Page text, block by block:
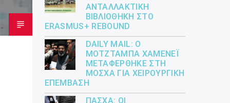
ΑΝΤΑΛΛΑΚΤΙΚΉ
ΒΙΒΛΙΟΘΉΚΗ ΣΤΟ
ERASMUS+ REBOUND
DAILY MAIL: Ο
ΜΟΤΖΤΆΜΠΑ ΧΑΜΕΝΕΪ́
ΜΕΤΑΦΈΡΘΗΚΕ ΣΤΗ
ΜΌΣΧΑ ΓΙΑ ΧΕΙΡΟΥΡΓΙΚΉ
ΕΠΈΜΒΑΣΗ
ΠΆΣΧΑ: ΟΙ